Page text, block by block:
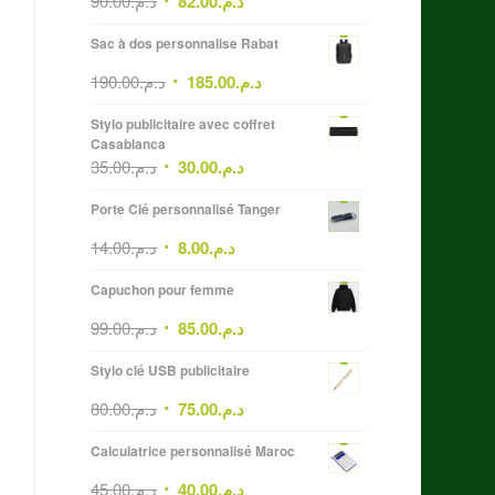
Sac à dos personnalise Rabat
د.م.190.00 د.م.185.00
Stylo publicitaire avec coffret
Casablanca
د.م.35.00 د.م.30.00
Porte Clé personnalisé Tanger
د.م.14.00 د.م.8.00
Capuchon pour femme
د.م.99.00 د.م.85.00
Stylo clé USB publicitaire
د.م.80.00 د.م.75.00
Calculatrice personnalisé Maroc
د.م.45.00 د.م.40.00